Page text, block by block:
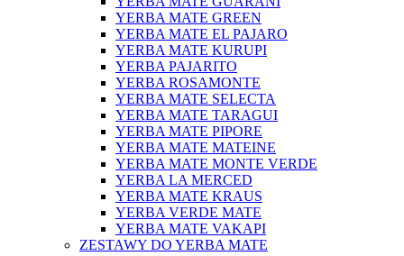
YERBA MATE GREEN
YERBA MATE EL PAJARO
YERBA MATE KURUPI
YERBA PAJARITO
YERBA ROSAMONTE
YERBA MATE SELECTA
YERBA MATE TARAGUI
YERBA MATE PIPORE
YERBA MATE MATEINE
YERBA MATE MONTE VERDE
YERBA LA MERCED
YERBA MATE KRAUS
YERBA VERDE MATE
YERBA MATE VAKAPI
ZESTAWY DO YERBA MATE